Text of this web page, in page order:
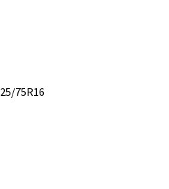
75R16